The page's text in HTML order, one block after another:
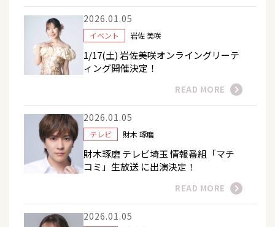
2026.01.05
イベント 岩佐 美咲
1/17(土) 岩佐美咲オンライングリーテ
ィング開催決定！
READ MORE
2026.01.05
テレビ 財木 琢磨
財木琢磨 テレビ埼玉 情報番組「マチ
コミ」生放送 に出演決定！
READ MORE
2026.01.05